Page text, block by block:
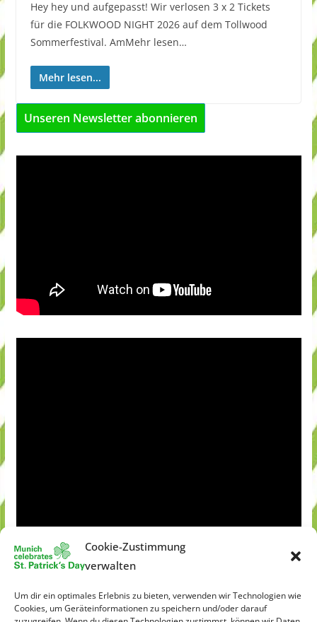
Cookie-Zustimmung
verwalten
Um dir ein optimales Erlebnis zu bieten, verwenden wir Technologien wie
Cookies, um Geräteinformationen zu speichern und/oder darauf
Hey hey und aufgepasst! Wir verlosen 3 x 2 Tickets
für die FOLKWOOD NIGHT 2026 auf dem Tollwood
Sommerfestival. AmMehr lesen…
Mehr lesen...
Unseren Newsletter abonnieren